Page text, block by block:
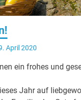
April 2020
ein frohes und
Jahr auf